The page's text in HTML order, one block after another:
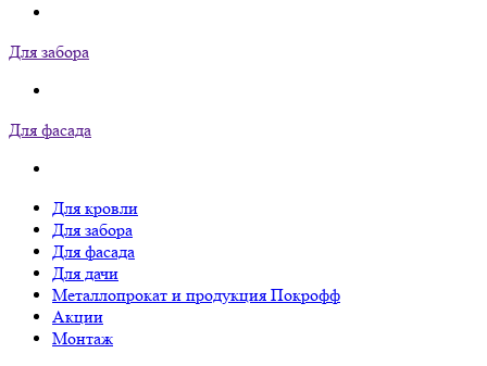
Для забора
Для фасада
Для кровли
Для забора
Для фасада
Для дачи
Металлопрокат и продукция Покрофф
Акции
Монтаж